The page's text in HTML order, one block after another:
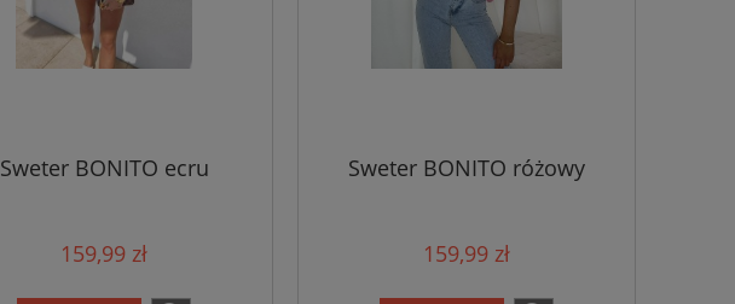
Sweter BONITO ecru
159,99 zł
Sweter BONITO różowy
159,99 zł